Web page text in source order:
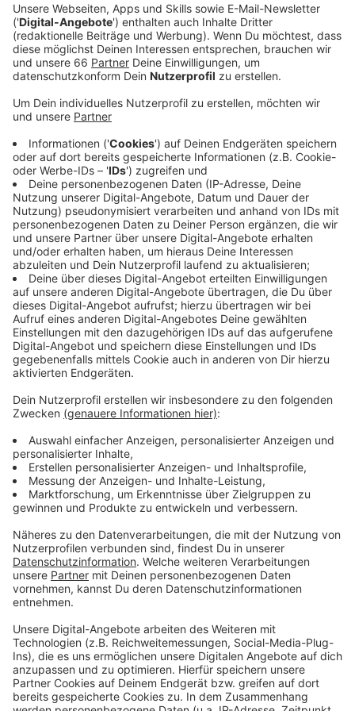
Ein Promi, keine Fragen und fünf
Gegenstände
Anzeige
Wenn ein Popstar, Comedian, Schauspieler oder
Politiker bei uns zu Besuch ist, stellt er sich auch dem
besonderen Video-Interview „Fünf für". Dabei wird
keine einzige Frage gestellt, sondern dem Gast
einfach fünf Dinge in die Hand gedrückt, zu denen er
das erzählt, was ihm als Erstes einfällt. Keine
Standardantworten, keine Promotionaussagen -
sondern ganz persönliche Geschichten - das ist „Fünf
für"!
Anzeige
Wir benötigen Ihre
Zustimmung, um den YouTube
Video-Service zu laden!
Wir verwenden einen Service eines
Drittanbieters, um Videoinhalte
einzubetten. Dieser Service kann
sammeln. Bitte lesen Sie die
Details durch und stimmen Sie der
Nutzung des Service zu, um dieses
Mehr Informationen
Akzeptieren
powered byUsercentrics Consent
Fünf für DJ Antoine
Anzeige